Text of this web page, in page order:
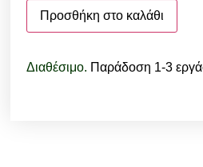
Προσθήκη στο καλάθι
Διαθέσιμο. Παράδοση 1-3